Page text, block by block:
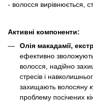
- волосся вирівнюється,
Активні компоненти:
Олія макадамії,
ефективно
волосся, надійно
стресів і
захищають волосяну
проблему посічених